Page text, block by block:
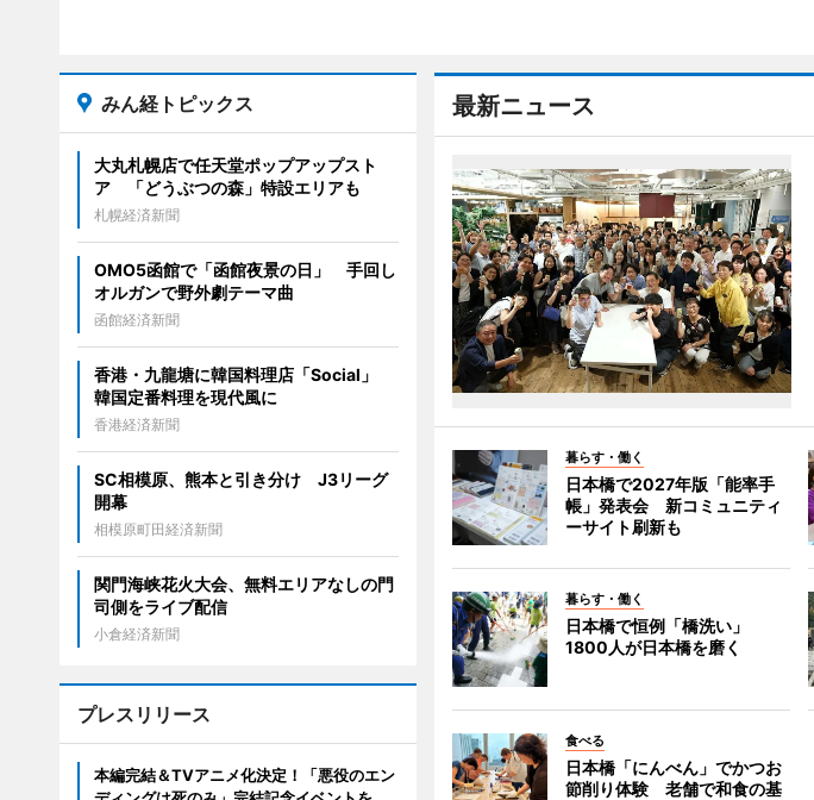
最新ニュース
暮らす・働く
日本橋で2027年版「能率手
帳」発表会 新コミュニティ
ーサイト刷新も
暮らす・働く
日本橋で恒例「橋洗い」
1800人が日本橋を磨く
食べる
日本橋「にんべん」でかつお
節削り体験 老舗で和食の基
みん経トピックス
大丸札幌店で任天堂ポップアップスト
ア 「どうぶつの森」特設エリアも
札幌経済新聞
OMO5函館で「函館夜景の日」 手回し
オルガンで野外劇テーマ曲
函館経済新聞
香港・九龍塘に韓国料理店「Social」
韓国定番料理を現代風に
香港経済新聞
SC相模原、熊本と引き分け J3リーグ
開幕
相模原町田経済新聞
関門海峡花火大会、無料エリアなしの門
司側をライブ配信
小倉経済新聞
プレスリリース
本編完結＆TVアニメ化決定！「悪役のエン